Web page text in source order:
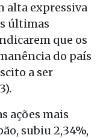
alta expressiva
últimas
que os
do país
a ser
ações mais
subiu 2,34%,